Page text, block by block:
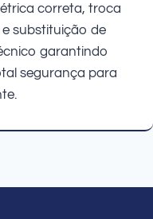
correta, troca
substituição de
garantindo
segurança para